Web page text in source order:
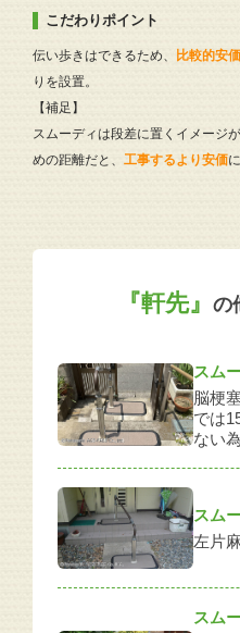
こだわりポイント
伝い歩きはできるため、 比較的安
りを設置。
【補足】
スムーディは段差に置くイメージが
めの距離だと、 工事するより安価
『軒先』 の
スム
脳梗
では
ない
スム
左片
スム